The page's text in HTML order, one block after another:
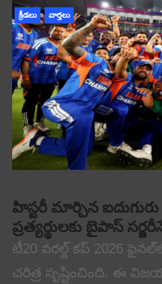
క్రీడలు వార్తలు
హిస్టరీ మార్చిన ఐదుగురు
ప్రత్యర్థులకు బైపాస్
టీ20 వరల్డ్ కప్ 2026
చరిత్ర సృష్టించింది. ఈ